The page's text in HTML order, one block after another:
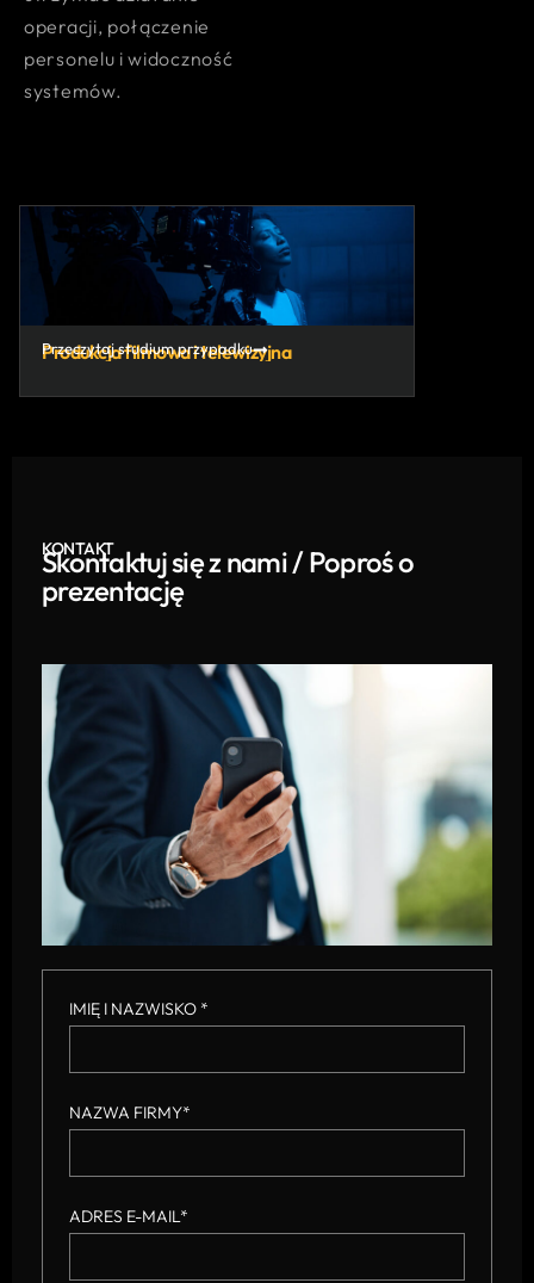
operacji, połączenie
personelu i widoczność
systemów.
Produkcja filmowa i telewizyjna
Przeczytaj studium przypadku
KONTAKT
Skontaktuj się z nami / Poproś o
prezentację
IMIĘ I NAZWISKO *
NAZWA FIRMY*
ADRES E-MAIL*